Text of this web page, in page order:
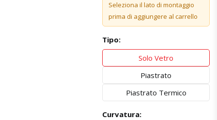
Seleziona il lato di montaggio
prima di aggiungere al carrello
Tipo:
Solo Vetro
Piastrato
Piastrato Termico
Curvatura: